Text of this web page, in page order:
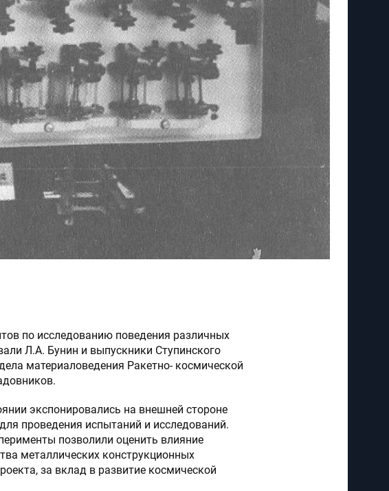
по исследованию поведения различных
Л.А. Бунин и выпускники Ступинского
материаловедения Ракетно- космической
экспонировались на внешней стороне
проведения испытаний и исследований.
позволили оценить влияние
металлических конструкционных
за вклад в развитие космической